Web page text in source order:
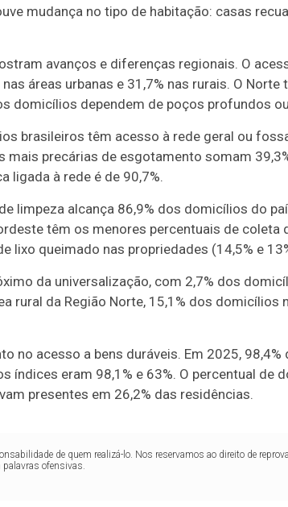
mudança no tipo de habitação: casas
avanços e diferenças regionais. O
áreas urbanas e 31,7% nas rurais. O
domicílios dependem de poços profundos
brasileiros têm acesso à rede geral ou
mais precárias de esgotamento somam
ligada à rede é de 90,7%.
limpeza alcança 86,9% dos domicílios do
têm os menores percentuais de coleta
lixo queimado nas propriedades (14,5% e
da universalização, com 2,7% dos
rural da Região Norte, 15,1% dos domicílios
no acesso a bens duráveis. Em 2025,
índices eram 98,1% e 63%. O percentual de
presentes em 26,2% das residências.
de quem realizá-lo. Nos reservamos ao direito de
ofensivas.